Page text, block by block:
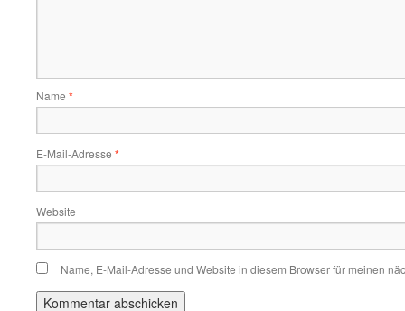
Name *
E-Mail-Adresse *
Website
Name, E-Mail-Adresse und Website in diesem Browser für meinen